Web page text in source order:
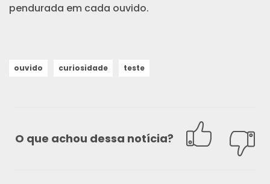
pendurada em cada ouvido.
ouvido curiosidade teste
O que achou dessa notícia?